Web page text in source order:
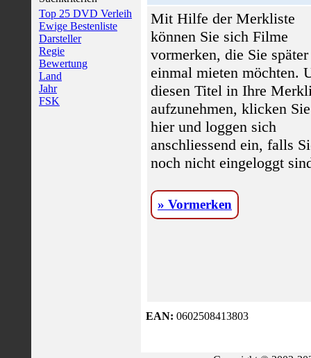
Top 25 DVD Verleih
Ewige Bestenliste
Darsteller
Regie
Bewertung
Land
Jahr
FSK
Mit Hilfe der Merkliste
können Sie sich Filme
vormerken, die Sie später
einmal mieten möchten.
diesen Titel in Ihre
aufzunehmen, klicken Sie
hier und loggen sich
anschliessend ein, falls
noch nicht eingeloggt
» Vormerken
EAN: 0602508413803